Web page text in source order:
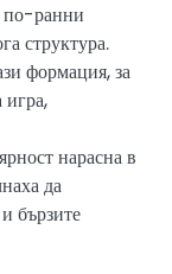
ранни
структура.
формация, за
игра,
нарасна в
да
бързите